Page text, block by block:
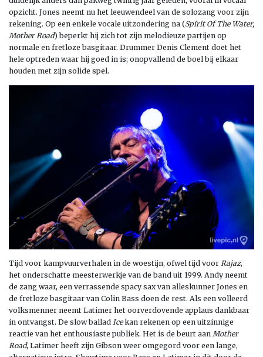
opzicht. Jones neemt nu het leeuwendeel van de solozang voor zijn
rekening. Op een enkele vocale uitzondering na (Spirit Of The Water,
Mother Road) beperkt hij zich tot zijn melodieuze partijen op
normale en fretloze basgitaar. Drummer Denis Clement doet het
hele optreden waar hij goed in is; onopvallend de boel bij elkaar
houden met zijn solide spel.
Tijd voor kampvuurverhalen in de woestijn, ofwel tijd voor Rajaz,
het onderschatte meesterwerkje van de band uit 1999. Andy neemt
de zang waar, een verrassende spacy sax van alleskunner Jones en
de fretloze basgitaar van Colin Bass doen de rest. Als een volleerd
volksmenner neemt Latimer het oorverdovende applaus dankbaar
in ontvangst. De slow ballad Icekan rekenen op een uitzinnige
reactie van het enthousiaste publiek. Het is de beurt aan Mother
Road, Latimer heeft zijn Gibson weer omgegord voor een lange,